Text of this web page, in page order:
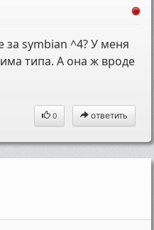
за symbian ^4? У меня
типа. А она ж вроде
0 ответить